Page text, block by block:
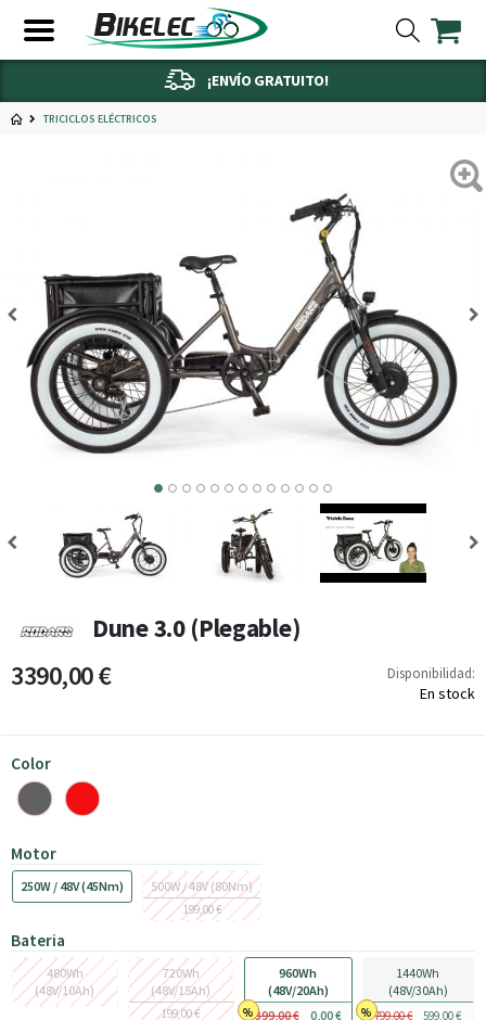
¡ENVÍO GRATUITO!
TRICICLOS ELÉCTRICOS
Dune 3.0 (Plegable)
3390,00 € Disponibilidad:
En stock
Color
Motor
250W / 48V (45Nm) 500W / 48V (80Nm)
199,00 €
Bateria
480Wh
(48V/10Ah)
720Wh
(48V/15Ah)
199,00 €
960Wh
(48V/20Ah)
399,00 € 0,00 €
1440Wh
(48V/30Ah)
799,00 € 599,00 €